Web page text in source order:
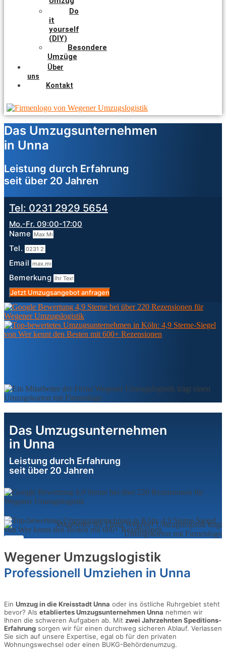
Do
it
yourself
(DIY)
Besondere
Umzüge
Über
uns
Kontakt
Das Umzugsunternehmen
in Unna
Leistung durch Erfahrung
seit über 20 Jahren
Tel: 0231 2929 5654
Mo.-Fr. 09:00-17:00
Name
Tel.
Email
Bemerkung
Jetzt Umzugsangebot anfragen
Das Umzugsunternehmen
in Unna
Leistung durch Erfahrung
seit über 20 Jahren
Wegener Umzugslogistik
Professionell Umziehen in Unna
Ein Umzug in die Kreisstadt Unna oder ins östliche Ruhrgebiet steht
bevor? Als etabliertes Umzugsunternehmen Unna nehmen wir
Ihnen die schweren Aufgaben ab. Mit zwei Jahrzehnten Speditions-
Erfahrung sorgen wir für einen durchweg sicheren Ablauf. Verlassen
Sie sich auf unsere Expertise, egal ob für den privaten
Wohnungswechsel oder einen BUKG-Behördenumzug.